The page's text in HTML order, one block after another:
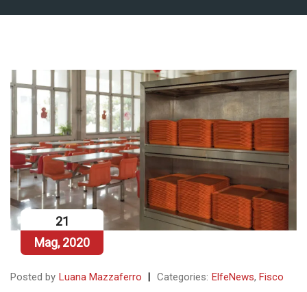
21
Mag, 2020
Posted by Luana Mazzaferro Categories: ElfeNews, Fisco